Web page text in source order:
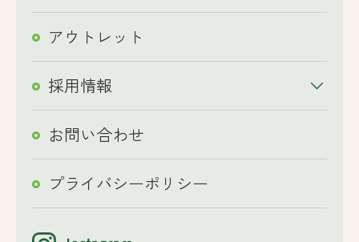
アウトレット
採用情報
お問い合わせ
プライバシーポリシー